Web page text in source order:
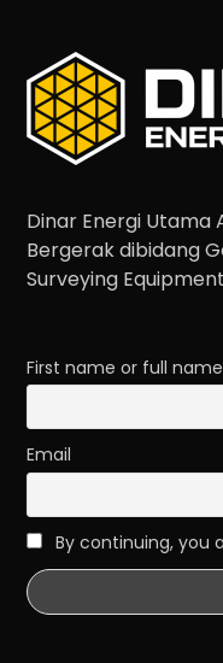
Dinar Energi Utama
Bergerak dibidang
Surveying
First name or full name
Email
By continuing, you